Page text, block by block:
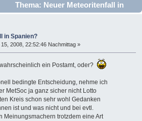
Thema: Neuer Meteoritenfall in
mal)
in Spanien?
2008, 22:52:46 Nachmittag »
ein Postamt, oder?
bedingte Entscheidung, nehme ich
MetSoc ja ganz sicher nicht Lotto
Kreis schon sehr wohl Gedanken
ist und was nicht und bei evtl.
trotzdem eine Art